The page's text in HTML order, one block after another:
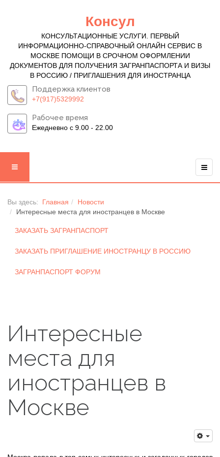
Консул
КОНСУЛЬТАЦИОННЫЕ УСЛУГИ. ПЕРВЫЙ
ИНФОРМАЦИОННО-СПРАВОЧНЫЙ ОНЛАЙН СЕРВИС В
МОСКВЕ ПОМОЩИ В СРОЧНОМ ОФОРМЛЕНИИ
ДОКУМЕНТОВ ДЛЯ ПОЛУЧЕНИЯ ЗАГРАНПАСПОРТА И ВИЗЫ
В РОССИЮ / ПРИГЛАШЕНИЯ ДЛЯ ИНОСТРАНЦА
Поддержка клиентов
+7(917)5329992
Рабочее время
Ежедневно с 9.00 - 22.00
Вы здесь: Главная
Новости
Интересные места для иностранцев в Москве
ЗАКАЗАТЬ ЗАГРАНПАСПОРТ
ЗАКАЗАТЬ ПРИГЛАШЕНИЕ ИНОСТРАНЦУ В РОССИЮ
ЗАГРАНПАСПОРТ ФОРУМ
Интересные
места для
иностранцев в
Москве